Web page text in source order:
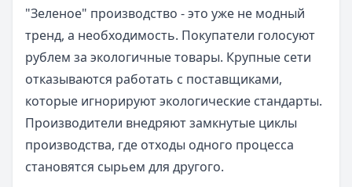
"Зеленое" производство - это уже не модный
тренд, а необходимость. Покупатели голосуют
рублем за экологичные товары. Крупные сети
отказываются работать с поставщиками,
которые игнорируют экологические стандарты.
Производители внедряют замкнутые циклы
производства, где отходы одного процесса
становятся сырьем для другого.